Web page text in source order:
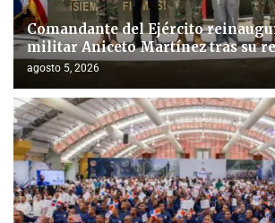
Comandante del Ejército
militar Aniceto Martínez tras su
agosto 5, 2026